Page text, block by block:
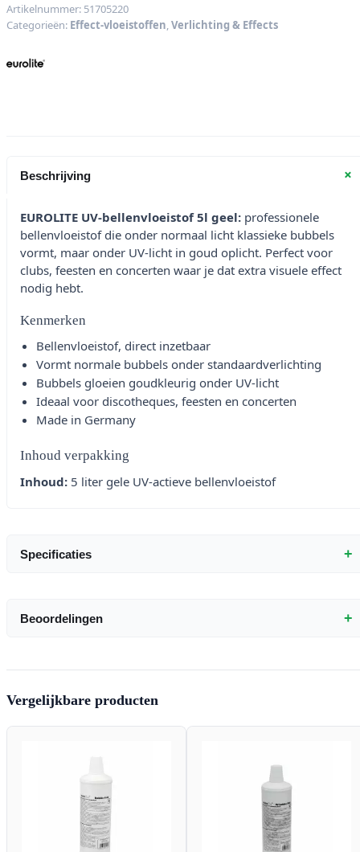
aantal
Artikelnummer: 51705220
Categorieën: Effect-vloeistoffen,Verlichting & Effects
Beschrijving +
EUROLITE UV-bellenvloeistof 5l geel: professionele
bellenvloeistof die onder normaal licht klassieke bubbels
vormt, maar onder UV-licht in goud oplicht. Perfect voor
clubs, feesten en concerten waar je dat extra visuele effect
nodig hebt.
Kenmerken
Bellenvloeistof, direct inzetbaar
Vormt normale bubbels onder standaardverlichting
Bubbels gloeien goudkleurig onder UV-licht
Ideaal voor discotheques, feesten en concerten
Made in Germany
Inhoud verpakking
Inhoud: 5 liter gele UV-actieve bellenvloeistof
Specificaties +
Beoordelingen +
Vergelijkbare producten